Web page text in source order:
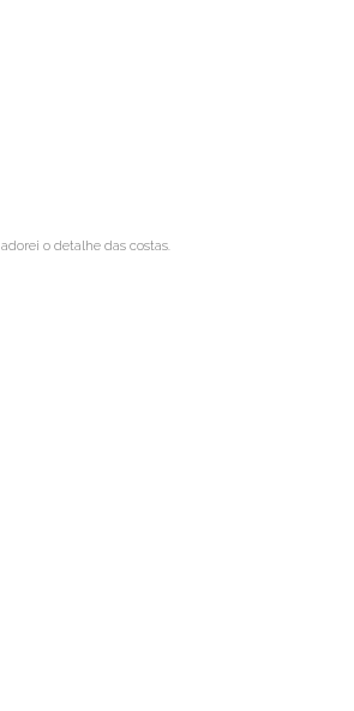
adorei o detalhe das costas.